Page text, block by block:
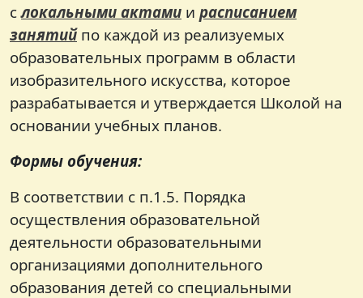
слокальными актами и расписанием
занятийпо каждой из реализуемых
образовательных программ в области
изобразительного искусства, которое
разрабатывается и утверждается Школой на
основании учебных планов.
Формы обучения:
В соответствии с п.1.5. Порядка
осуществления образовательной
деятельности образовательными
организациями дополнительного
образования детей со специальными